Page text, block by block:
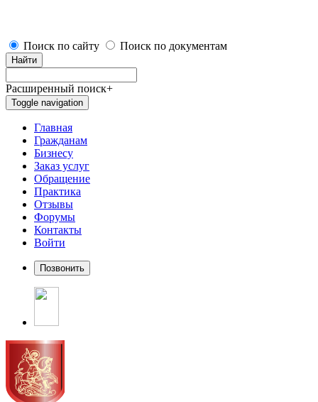
Поиск по сайту Поиск по документам
Найти
Расширенный поиск+
Toggle navigation
Главная
Гражданам
Бизнесу
Заказ услуг
Обращение
Практика
Отзывы
Форумы
Контакты
Войти